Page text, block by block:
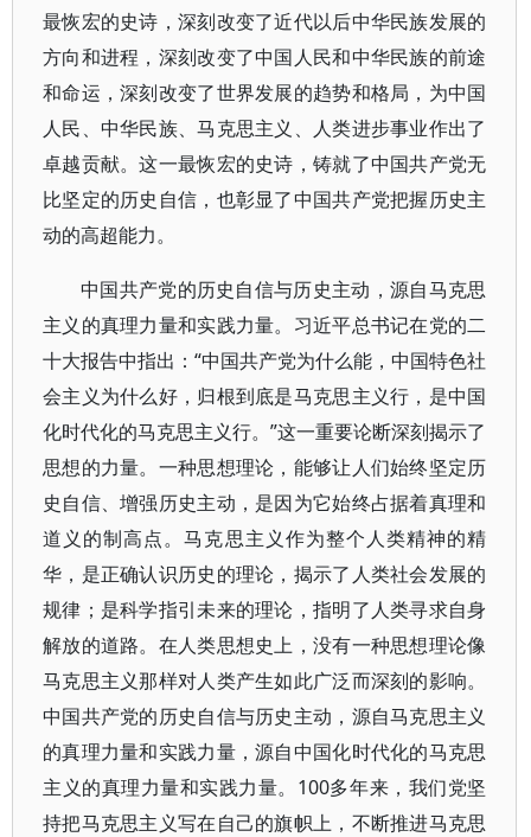
最恢宏的史诗，深刻改变了近代以后中华民族发展的
方向和进程，深刻改变了中国人民和中华民族的前途
和命运，深刻改变了世界发展的趋势和格局，为中国
人民、中华民族、马克思主义、人类进步事业作出了
卓越贡献。这一最恢宏的史诗，铸就了中国共产党无
比坚定的历史自信，也彰显了中国共产党把握历史主
动的高超能力。
中国共产党的历史自信与历史主动，源自马克思
主义的真理力量和实践力量。习近平总书记在党的二
十大报告中指出：“中国共产党为什么能，中国特色社
会主义为什么好，归根到底是马克思主义行，是中国
化时代化的马克思主义行。”这一重要论断深刻揭示了
思想的力量。一种思想理论，能够让人们始终坚定历
史自信、增强历史主动，是因为它始终占据着真理和
道义的制高点。马克思主义作为整个人类精神的精
华，是正确认识历史的理论，揭示了人类社会发展的
规律；是科学指引未来的理论，指明了人类寻求自身
解放的道路。在人类思想史上，没有一种思想理论像
马克思主义那样对人类产生如此广泛而深刻的影响。
中国共产党的历史自信与历史主动，源自马克思主义
的真理力量和实践力量，源自中国化时代化的马克思
主义的真理力量和实践力量。100多年来，我们党坚
持把马克思主义写在自己的旗帜上，不断推进马克思